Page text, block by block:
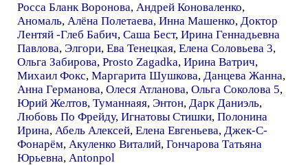
Росса Бланк Воронова, Андрей Коноваленко,
Аномаль, Алёна Полетаева, Инна Машенко, Доктор
Лентяй -Глеб Бабич, Саша Бест, Ирина Геннадьевна
Павлова, Элгори, Ева Тенецкая, Елена Соловьева 3,
Ольга Забирова, Prosto Zagadka, Ирина Ватрич,
Михаил Фокс, Маргарита Шушкова, Данцева Жанна,
Анна Германова, Олеся Атланова, Ольга Соколова 5,
Юрий Желтов, Туманнаяя, Энтон, Дарк Даниэль,
Любовь По Фрейду, Игнатовы Стишки, Полонина
Ирина, Абель Алексей, Елена Евгеньева, Джек-С-
Фонарём, Акуленко Виталий, Гончарова Татьяна
Юрьевна, Antonpol